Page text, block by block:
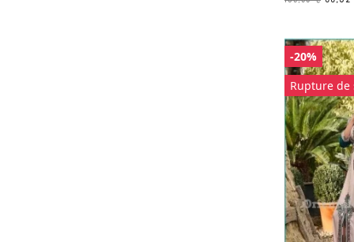
-20%
Rupture de